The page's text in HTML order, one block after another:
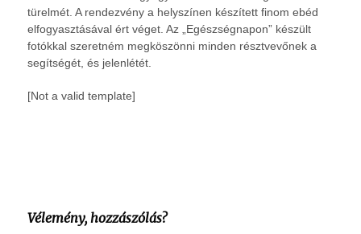
türelmét. A rendezvény a helyszínen készített finom ebéd
elfogyasztásával ért véget. Az „Egészségnapon” készült
fotókkal szeretném megköszönni minden résztvevőnek a
segítségét, és jelenlétét.
[Not a valid template]
Vélemény, hozzászólás?